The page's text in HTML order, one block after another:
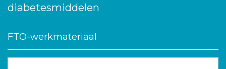
diabetesmiddelen
FTO-werkmateriaal